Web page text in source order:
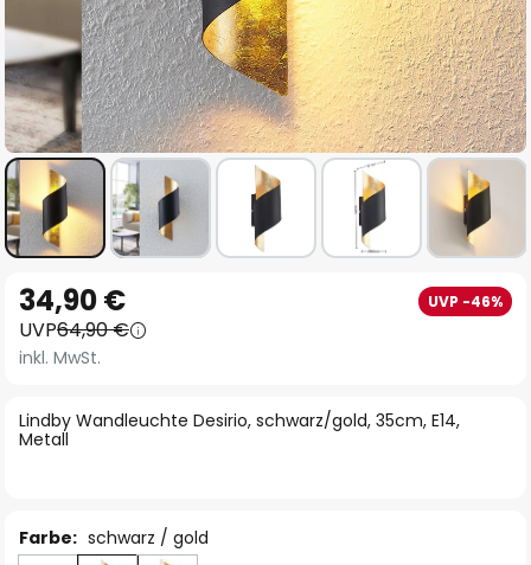
Anfang
der
Bildgalerie
Lindby Wandleuchte Desirio, schwarz/gold, 35cm, E14,
Metall
34,90 € UVP -46%
UVP64,90 €
inkl. MwSt.
Farbe: schwarz / gold